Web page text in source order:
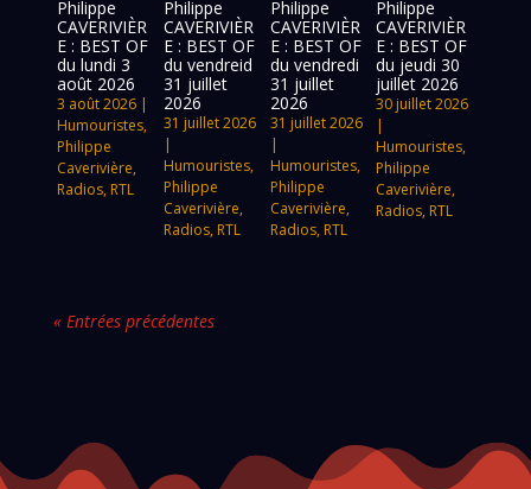
Philippe
CAVERIVIÈR
E : BEST OF
du lundi 3
août 2026
3 août 2026 |
Humouristes,
Philippe
Caverivière,
Radios, RTL
Philippe
CAVERIVIÈR
E : BEST OF
du vendreid
31 juillet
2026
31 juillet 2026
|
Humouristes,
Philippe
Caverivière,
Radios, RTL
Philippe
CAVERIVIÈR
E : BEST OF
du vendredi
31 juillet
2026
31 juillet 2026
|
Humouristes,
Philippe
Caverivière,
Radios, RTL
Philippe
CAVERIVIÈR
E : BEST OF
du jeudi 30
juillet 2026
30 juillet 2026
|
Humouristes,
Philippe
Caverivière,
Radios, RTL
« Entrées précédentes